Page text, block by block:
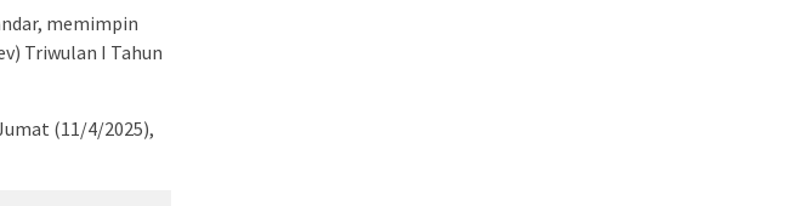
memimpin
Triwulan I Tahun
(11/4/2025),